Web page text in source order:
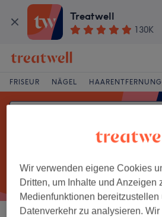
Treatwell
130K
FRISEUR NÄGEL HAARENTFERNUNG
Wir verwenden eigene Cookies
Dritten, um Inhalte und Anzeigen
Medienfunktionen bereitzustellen
Datenverkehr zu analysieren.